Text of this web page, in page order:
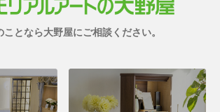
ことなら大野屋にご相談ください。